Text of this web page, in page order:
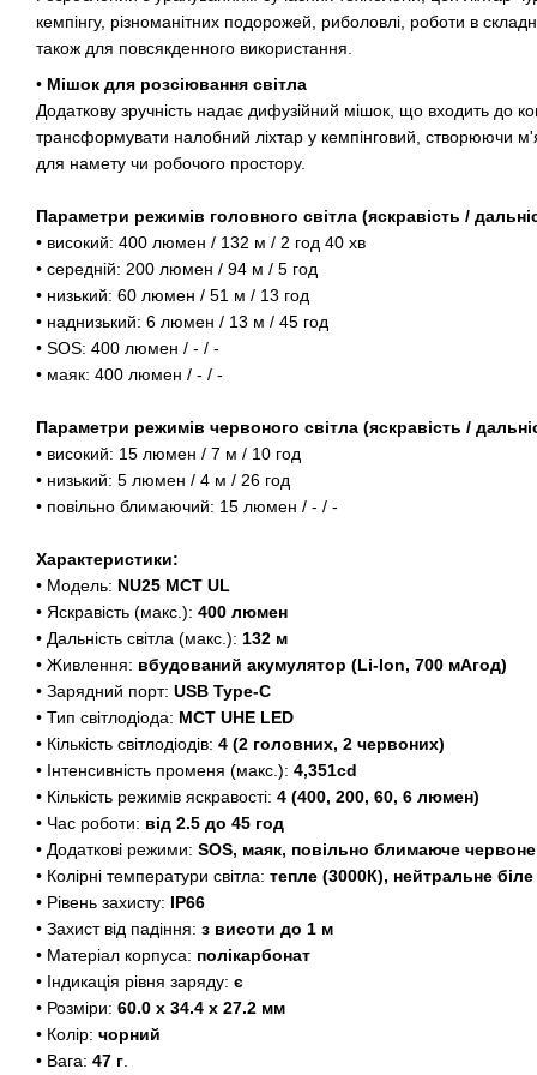
кемпінгу, різноманітних подорожей, риболовлі, роботи в
також для повсякденного використання.
• Мішок для розсіювання світла
Додаткову зручність надає дифузійний мішок, що входить до
трансформувати налобний ліхтар у кемпінговий, створюючи
для намету чи робочого простору.
Параметри режимів головного світла (яскравість /
• високий: 400 люмен / 132 м / 2 год 40 хв
• середній: 200 люмен / 94 м / 5 год
• низький: 60 люмен / 51 м / 13 год
• наднизький: 6 люмен / 13 м / 45 год
• SOS: 400 люмен / - / -
• маяк: 400 люмен / - / -
Параметри режимів червоного світла (яскравість /
• високий: 15 люмен / 7 м / 10 год
• низький: 5 люмен / 4 м / 26 год
• повільно блимаючий: 15 люмен / - / -
Характеристики:
• Модель: NU25 MCT UL
• Яскравість (макс.): 400 люмен
• Дальність світла (макс.): 132 м
• Живлення: вбудований акумулятор (Li-Ion, 700 мАгод)
• Зарядний порт: USB Type-C
• Тип світлодіода: MCT UHE LED
• Кількість світлодіодів: 4 (2 головних, 2 червоних)
• Інтенсивність променя (макс.): 4,351cd
• Кількість режимів яскравості: 4 (400, 200, 60, 6 люмен)
• Час роботи: від 2.5 до 45 год
• Додаткові режими: SOS, маяк, повільно блимаюче червоне
• Колірні температури світла: тепле (3000К), нейтральне
• Рівень захисту: IP66
• Захист від падіння: з висоти до 1 м
• Матеріал корпуса: полікарбонат
• Індикація рівня заряду: є
• Розміри: 60.0 x 34.4 x 27.2 мм
• Колір: чорний
• Вага: 47 г